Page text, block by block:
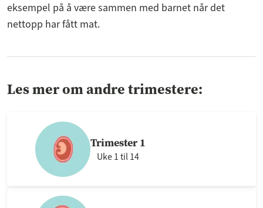
eksempel på å være sammen med barnet når det
nettopp har fått mat.
Les mer om andre trimestere:
Trimester 1
Uke 1 til 14